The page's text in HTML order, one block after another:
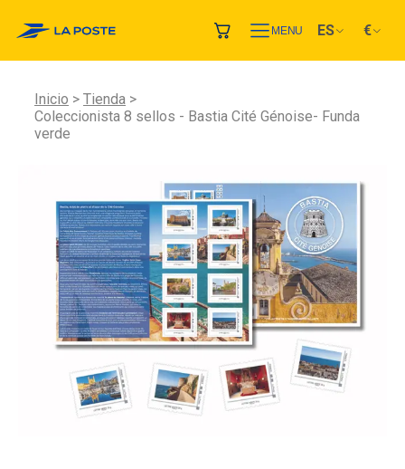
MENU ES €
Inicio
Tienda
Coleccionista 8 sellos - Bastia Cité Génoise- Funda
verde